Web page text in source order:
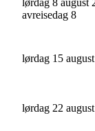
avreisedag 8
lørdag 15
lørdag 22